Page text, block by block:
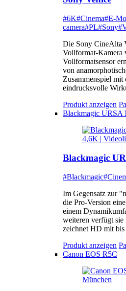
#6K#Cinema#E-
camera#PL#Sony
Die Sony CineAlta
Vollformat-Kamera
Vollformatsensor
von
Zusammenspiel
eindrucksvolle
Produkt anzeigen
Blackmagic URSA
Blackmagic
#Blackmagic
Im Gegensatz zur
die Pro-Version
einem
weiteren verfügt
zeichnet HD mit
Produkt anzeigen
Canon EOS R5C